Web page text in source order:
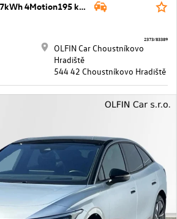
VW ID.4 195kW kap. 77kWh 4Motion195 kW PRO PERFORMANCE
OLFIN Car Choustníkovo
Hradiště
544 42 Choustníkovo Hradiště
2373/83389